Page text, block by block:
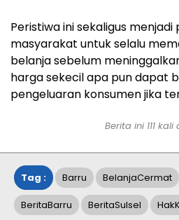
Peristiwa ini sekaligus
masyarakat untuk selalu
belanja sebelum
harga sekecil apa pun dapat
pengeluaran konsumen jika
Berita ini 111kali
Tag : Barru BelanjaCermat
BeritaBarru BeritaSulsel